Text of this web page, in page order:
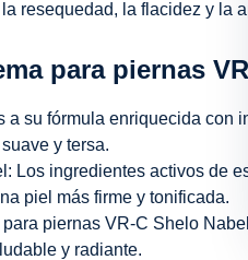
resequedad, la flacidez y la
para piernas
a su fórmula enriquecida
y tersa.
Los ingredientes activos de
piel más firme y tonificada.
piernas VR-C Shelo
y radiante.